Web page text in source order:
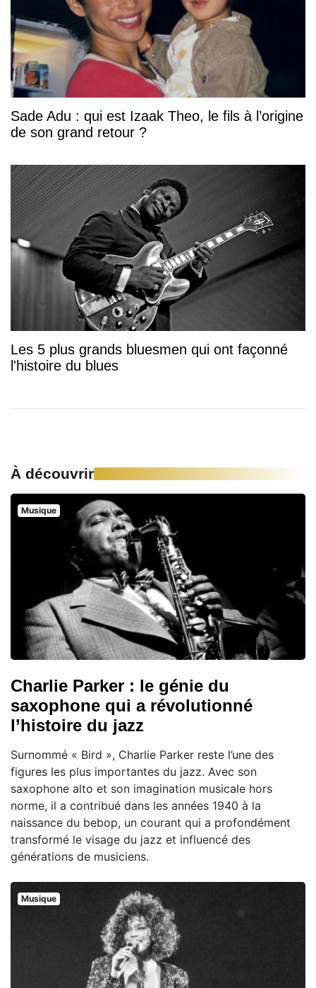
Sade Adu : qui est Izaak Theo, le fils à l’origine
de son grand retour ?
Les 5 plus grands bluesmen qui ont façonné
l'histoire du blues
À découvrir
Musique
Charlie Parker : le génie du
saxophone qui a révolutionné
l’histoire du jazz
Surnommé « Bird », Charlie Parker reste l’une des
figures les plus importantes du jazz. Avec son
saxophone alto et son imagination musicale hors
norme, il a contribué dans les années 1940 à la
naissance du bebop, un courant qui a profondément
transformé le visage du jazz et influencé des
générations de musiciens.
Musique